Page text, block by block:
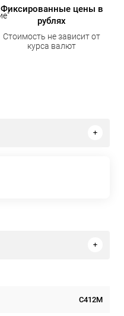
Фиксированные цены в
рублях
Стоимость не зависит от
курса валют
С412М